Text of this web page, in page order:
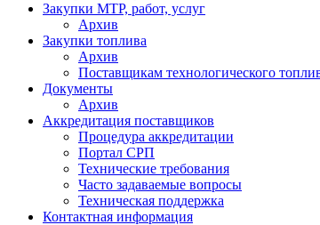
Закупки МТР, работ, услуг
Архив
Закупки топлива
Архив
Поставщикам технологического
Документы
Архив
Аккредитация поставщиков
Процедура аккредитации
Портал СРП
Технические требования
Часто задаваемые вопросы
Техническая поддержка
Контактная информация